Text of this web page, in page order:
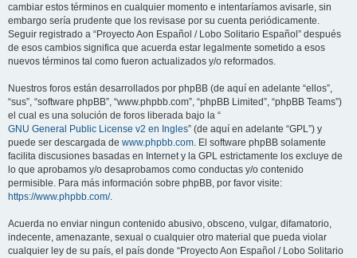
cambiar estos términos en cualquier momento e intentaríamos avisarle, sin
embargo sería prudente que los revisase por su cuenta periódicamente.
Seguir registrado a “Proyecto Aon Español / Lobo Solitario Español” después
de esos cambios significa que acuerda estar legalmente sometido a esos
nuevos términos tal como fueron actualizados y/o reformados.
Nuestros foros están desarrollados por phpBB (de aquí en adelante “ellos”,
“sus”, “software phpBB”, “www.phpbb.com”, “phpBB Limited”, “phpBB Teams”)
el cual es una solución de foros liberada bajo la “
GNU General Public License v2 en Ingles” (de aquí en adelante “GPL”) y
puede ser descargada de www.phpbb.com. El software phpBB solamente
facilita discusiones basadas en Internet y la GPL estrictamente los excluye de
lo que aprobamos y/o desaprobamos como conductas y/o contenido
permisible. Para más información sobre phpBB, por favor visite:
https://www.phpbb.com/.
Acuerda no enviar ningun contenido abusivo, obsceno, vulgar, difamatorio,
indecente, amenazante, sexual o cualquier otro material que pueda violar
cualquier ley de su país, el país donde “Proyecto Aon Español / Lobo Solitario